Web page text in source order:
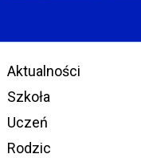
Aktualności
Szkoła
Uczeń
Rodzic